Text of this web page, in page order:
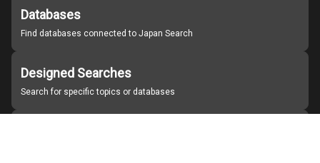
Databases
Find databases connected to Japan Search
Designed Searches
Search for specific topics or databases